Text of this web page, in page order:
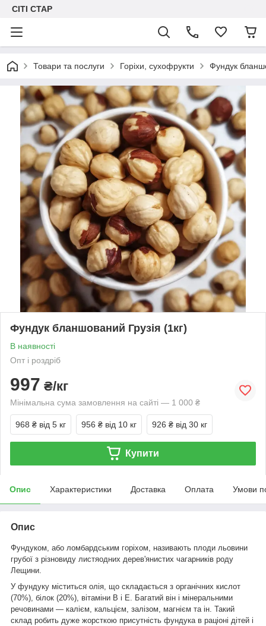
СІТІ СТАР
Товари та послуги Горіхи, сухофрукти Фундук
Фундук бланшований Грузія (1кг)
В наявності
Опт і роздріб
997 ₴/кг
Мінімальна сума замовлення на сайті — 1 000 ₴
968 ₴ від 5 кг 956 ₴ від 10 кг 926 ₴ від 30 кг
Купити
Опис Характеристики Доставка Оплата Умови
Опис
Фундуком, або ломбардським горіхом, називають плоди льовини
грубої з різновиду листяодних дерев'янистих чагарників роду
Лещини.
У фундуку міститься олія, що складається з органічних кислот
(70%), білок (20%), вітаміни В і Е. Багатий він і мінеральними
речовинами — калієм, кальцієм, залізом, магнієм та ін. Такий
склад робить дуже жорсткою присутність фундука в раціоні дітей і